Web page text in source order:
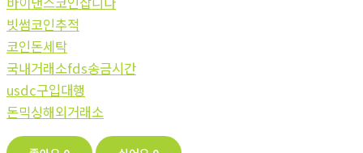
빗썸코인추적
코인돈세탁
국내거래소fds송금시간
usdc구입대행
돈믹싱해외거래소